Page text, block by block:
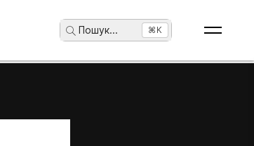
Пошук... ⌘K